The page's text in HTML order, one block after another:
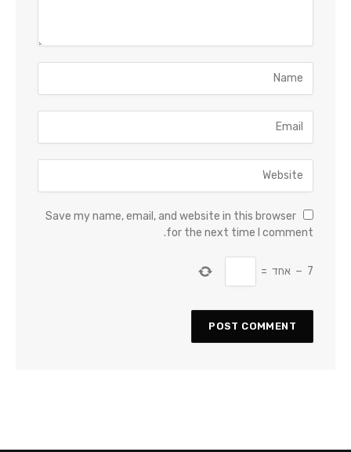
Save my name, email, and website in this browser
for the next time I comment.
7
− אחד =